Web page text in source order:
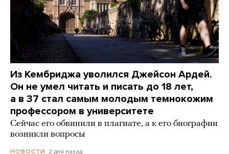
Из Кембриджа уволился Джейсон Ардей.
Он не умел читать и писать до 18 лет,
а в 37 стал самым молодым темнокожим
профессором в университете
Сейчас его обвинили в плагиате, а к его биографии
возникли вопросы
НОВОСТИ 2 дня назад